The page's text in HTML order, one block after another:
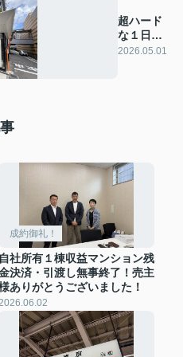
超ハード
な１日で
した！
2026.05.01
成約御礼！
自社所有１棟収益マンション残
決済・引渡し無事終了！売主
ありがとうございました！